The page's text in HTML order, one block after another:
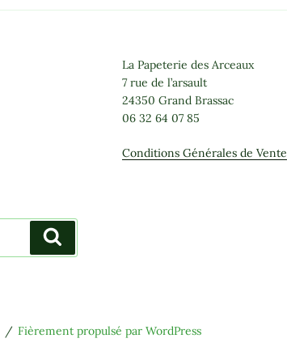
La Papeterie des Arceaux
7 rue de l’arsault
24350 Grand Brassac
06 32 64 07 85
Conditions Générales de Vente
Fièrement propulsé par WordPress